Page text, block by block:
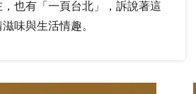
也有「一頁台北」，訴說著這
味與生活情趣。